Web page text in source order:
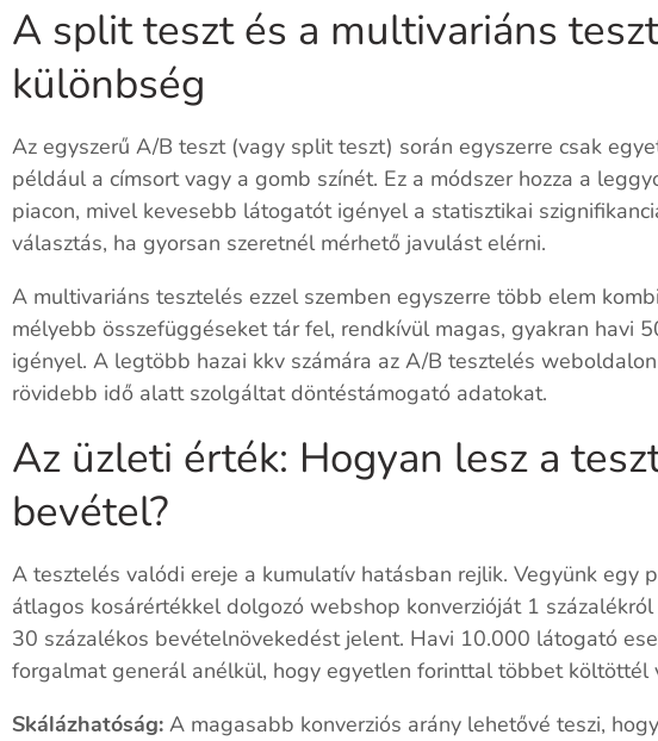
A split teszt és a multivariáns
különbség
Az egyszerű A/B teszt (vagy split teszt) során egyszerre csak
például a címsort vagy a gomb színét. Ez a módszer hozza a
piacon, mivel kevesebb látogatót igényel a statisztikai
választás, ha gyorsan szeretnél mérhető javulást elérni.
A multivariáns tesztelés ezzel szemben egyszerre több elem
mélyebb összefüggéseket tár fel, rendkívül magas, gyakran havi
igényel. A legtöbb hazai kkv számára az A/B tesztelés
rövidebb idő alatt szolgáltat döntéstámogató adatokat.
Az üzleti érték: Hogyan lesz a
bevétel?
A tesztelés valódi ereje a kumulatív hatásban rejlik. Vegyünk egy
átlagos kosárértékkel dolgozó webshop konverzióját 1
30 százalékos bevételnövekedést jelent. Havi 10.000 látogató
forgalmat generál anélkül, hogy egyetlen forinttal többet költöttél
Skálázhatóság: A magasabb konverziós arány lehetővé teszi,